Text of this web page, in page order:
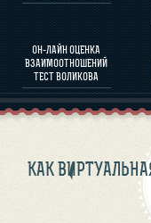
ОН-ЛАЙН ОЦЕНКА
ВЗАИМООТНОШЕНИЙ
ТЕСТ ВОЛИКОВА
ОЦЕНКА
КАК